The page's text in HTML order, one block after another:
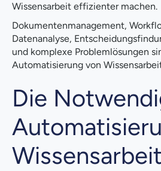
Wissensarbeit effizienter machen.
Dokumentenmanagement,
Datenanalyse,
und komplexe Problemlösungen
Automatisierung von
Die
Wissensarbeit